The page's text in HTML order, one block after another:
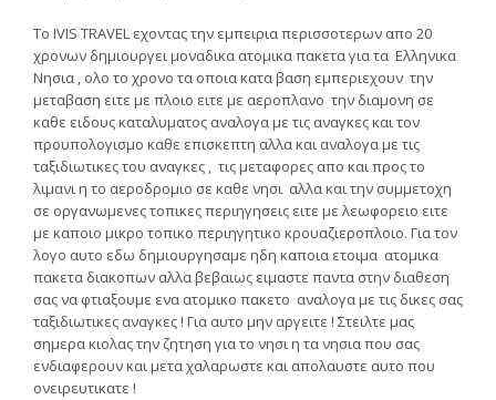
Το IVIS TRAVEL εχοντας την εμπειρια περισσοτερων απο 20
χρονων δημιουργει μοναδικα ατομικα πακετα για τα Ελληνικα
Νησια , ολο το χρονο τα οποια κατα βαση εμπεριεχουν την
μεταβαση ειτε με πλοιο ειτε με αεροπλανο την διαμονη σε
καθε ειδους καταλυματος αναλογα με τις αναγκες και τον
προυπολογισμο καθε επισκεπτη αλλα και αναλογα με τις
ταξιδιωτικες του αναγκες , τις μεταφορες απο και προς το
λιμανι η το αεροδρομιο σε καθε νησι αλλα και την συμμετοχη
σε οργανωμενες τοπικες περιηγησεις ειτε με λεωφορειο ειτε
με καποιο μικρο τοπικο περιηγητικο κρουαζιεροπλοιο. Για τον
λογο αυτο εδω δημιουργησαμε ηδη καποια ετοιμα ατομικα
πακετα διακοπων αλλα βεβαιως ειμαστε παντα στην διαθεση
σας να φτιαξουμε ενα ατομικο πακετο αναλογα με τις δικες σας
ταξιδιωτικες αναγκες ! Για αυτο μην αργειτε ! Στειλτε μας
σημερα κιολας την ζητηση για το νησι η τα νησια που σας
ενδιαφερουν και μετα χαλαρωστε και απολαυστε αυτο που
ονειρευτικατε !